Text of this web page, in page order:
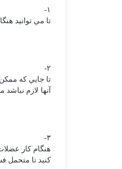
۱-
تا مي توانيد
۲-
تا جايي که
آنها لازم
۳-
هنگام کار
کنيد تا متحمل